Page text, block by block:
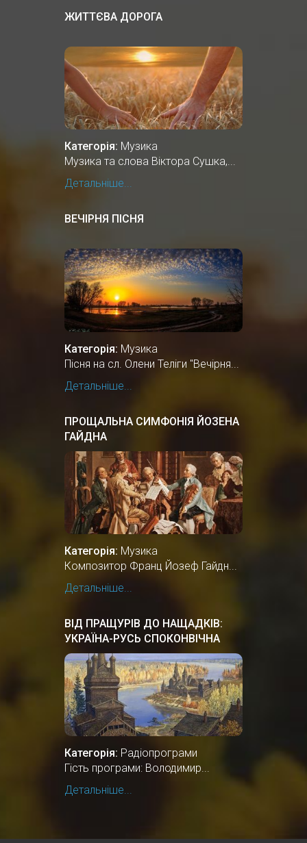
ЖИТТЄВА ДОРОГА
Категорія: Музика
Музика та слова Віктора Сушка,...
Детальніше...
ВЕЧІРНЯ ПІСНЯ
Категорія: Музика
Пісня на сл. Олени Теліги "Вечірня...
Детальніше...
ПРОЩАЛЬНА СИМФОНІЯ ЙОЗЕНА
ГАЙДНА
Категорія: Музика
Композитор Франц Йозеф Гайдн...
Детальніше...
ВІД ПРАЩУРІВ ДО НАЩАДКІВ:
УКРАЇНА-РУСЬ СПОКОНВІЧНА
ЗЕМЛЯ
Категорія: Радіопрограми
Гість програми: Володимир...
Детальніше...